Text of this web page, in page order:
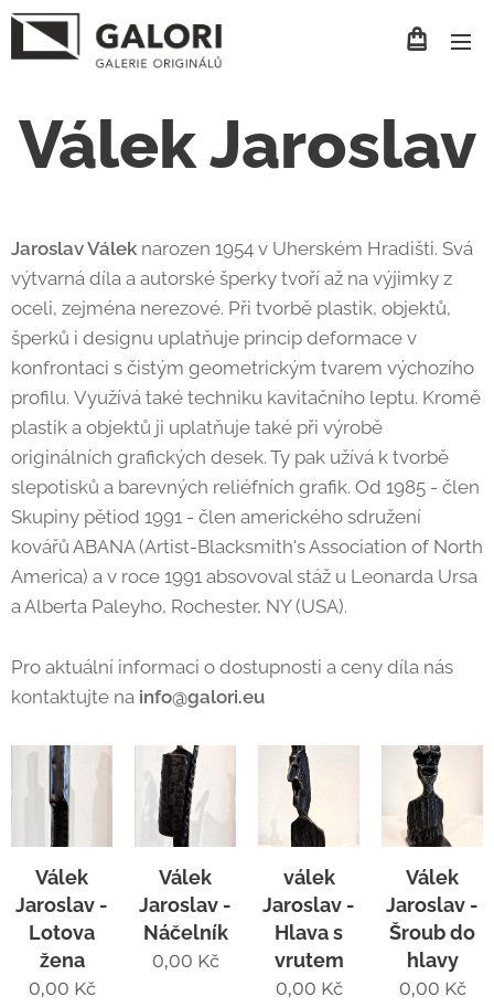
Válek Jaroslav
Jaroslav Válek narozen 1954 v Uherském Hradišti. Svá
výtvarná díla a autorské šperky tvoří až na výjimky z
oceli, zejména nerezové. Při tvorbě plastik, objektů,
šperků i designu uplatňuje princip deformace v
konfrontaci s čistým geometrickým tvarem výchozího
profilu. Využívá také techniku kavitačního leptu. Kromě
plastik a objektů ji uplatňuje také při výrobě
originálních grafických desek. Ty pak užívá k tvorbě
slepotisků a barevných reliéfních grafik. Od 1985 - člen
Skupiny pětiod 1991 - člen amerického sdružení
kovářů ABANA (Artist-Blacksmith's Association of North
America) a v roce 1991 absovoval stáž u Leonarda Ursa
a Alberta Paleyho, Rochester, NY (USA).
Pro aktuální informaci o dostupnosti a ceny díla nás
kontaktujte na info@galori.eu
Válek
Jaroslav -
Lotova
žena
0,00 Kč
Válek
Jaroslav -
Náčelník
0,00 Kč
válek
Jaroslav -
Hlava s
vrutem
0,00 Kč
Válek
Jaroslav -
Šroub do
hlavy
0,00 Kč